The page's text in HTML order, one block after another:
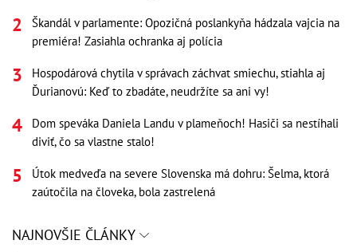
Škandál v parlamente: Opozičná poslankyňa hádzala vajcia na
premiéra! Zasiahla ochranka aj polícia
Hospodárová chytila v správach záchvat smiechu, stiahla aj
Ďurianovú: Keď to zbadáte, neudržíte sa ani vy!
Dom speváka Daniela Landu v plameňoch! Hasiči sa nestíhali
diviť, čo sa vlastne stalo!
Útok medveďa na severe Slovenska má dohru: Šelma, ktorá
zaútočila na človeka, bola zastrelená
NAJNOVŠIE ČLÁNKY